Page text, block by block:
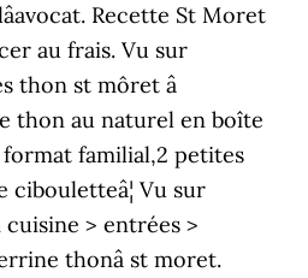
Recette St Moret
au frais. Vu sur
st môret â
thon au naturel en boîte
familial,2 petites
Vu sur
> entrées >
thonâ st moret.